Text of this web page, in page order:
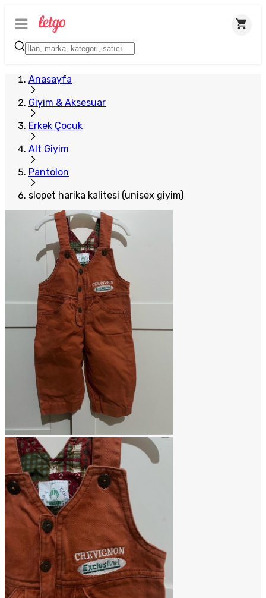
Anasayfa
Giyim & Aksesuar
Erkek Çocuk
Alt Giyim
Pantolon
slopet harika kalitesi (unisex giyim)